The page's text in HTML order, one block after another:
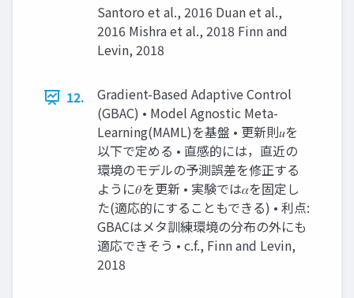
Santoro et al., 2016 Duan et al.,
2016 Mishra et al., 2018 Finn and
Levin, 2018
12.
Gradient-Based Adaptive Control
(GBAC) • Model Agnostic Meta-
Learning(MAML)を基盤 • 更新則𝑢を
以下で定める • 直感的には，直近の
環境のモデルの予測誤差を修正する
ように𝜃を更新 • 実験では𝛼を固定し
た(適応的にすることもできる) • 利点:
GBACはメタ訓練環境の分布の外にも
適応できそう • c.f., Finn and Levin,
2018